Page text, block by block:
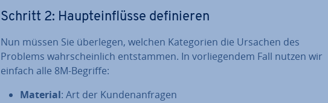
Schritt 2: Haupt­ein­flüs­se de­fi­nie­ren
Nun müssen Sie überlegen, welchen Ka­te­go­rien die Ursachen des
Problems wahr­schein­lich ent­stam­men. In vor­lie­gen­dem Fall nutzen wir
einfach alle 8M-Begriffe:
Material: Art der Kun­den­an­fra­gen